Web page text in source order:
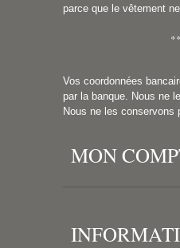
parce que le vêtement
Vos coordonnées
par la banque. Nous ne
Nous ne les conservons
MON